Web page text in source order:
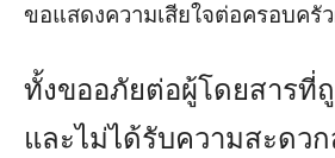
ขอแสดงความเสียใจต่อครอบครั
ทั้งขออภัยต่อผู้โดยสารที่
และไม่ได้รับความสะดว